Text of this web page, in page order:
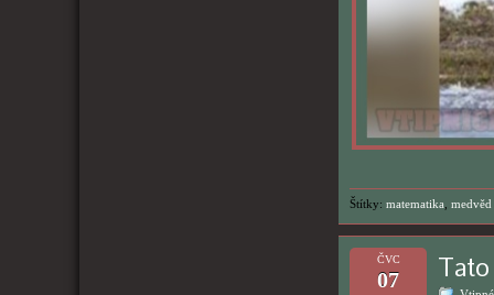
Štítky: matematika medvěd
ČVC
07